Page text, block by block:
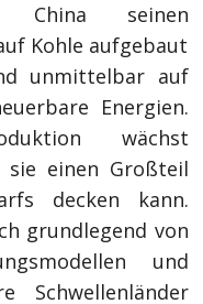
China seinen
Kohle aufgebaut
unmittelbar auf
Energien.
wächst
sie einen Großteil
decken kann.
grundlegend von
und
Schwellenländer